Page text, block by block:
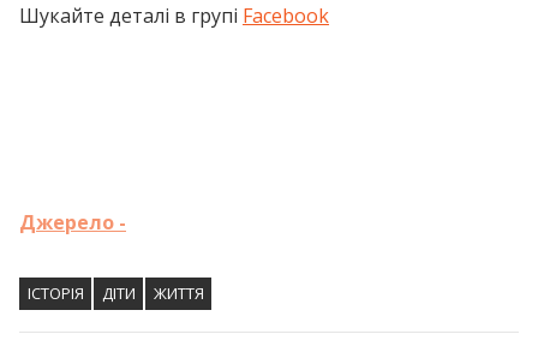
Шукайте деталі в групі Facebook
Джерело -
ІСТОРІЯ ДІТИ ЖИТТЯ